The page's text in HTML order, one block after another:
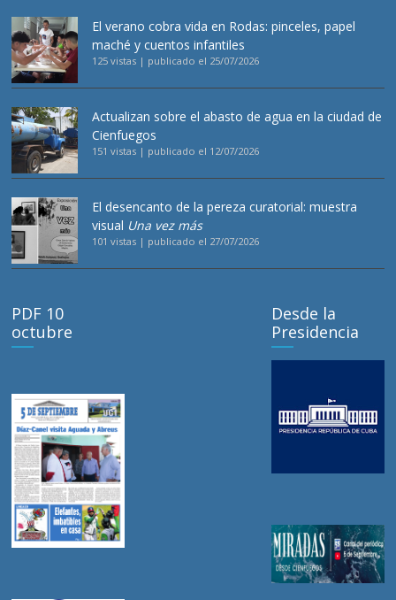
El verano cobra vida en Rodas: pinceles, papel
maché y cuentos infantiles
125 vistas | publicado el 25/07/2026
Actualizan sobre el abasto de agua en la ciudad de
Cienfuegos
151 vistas | publicado el 12/07/2026
El desencanto de la pereza curatorial: muestra
visual Una vez más
101 vistas | publicado el 27/07/2026
PDF 10
octubre
Desde la
Presidencia